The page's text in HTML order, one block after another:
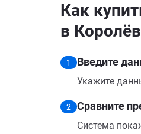
Как
в
1 Введите
Укажите
2 Сравните
Система